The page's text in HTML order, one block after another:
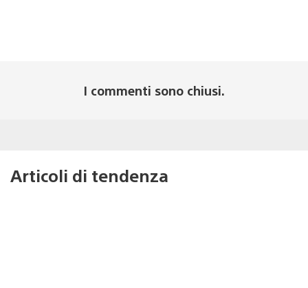
I commenti sono chiusi.
Articoli di tendenza